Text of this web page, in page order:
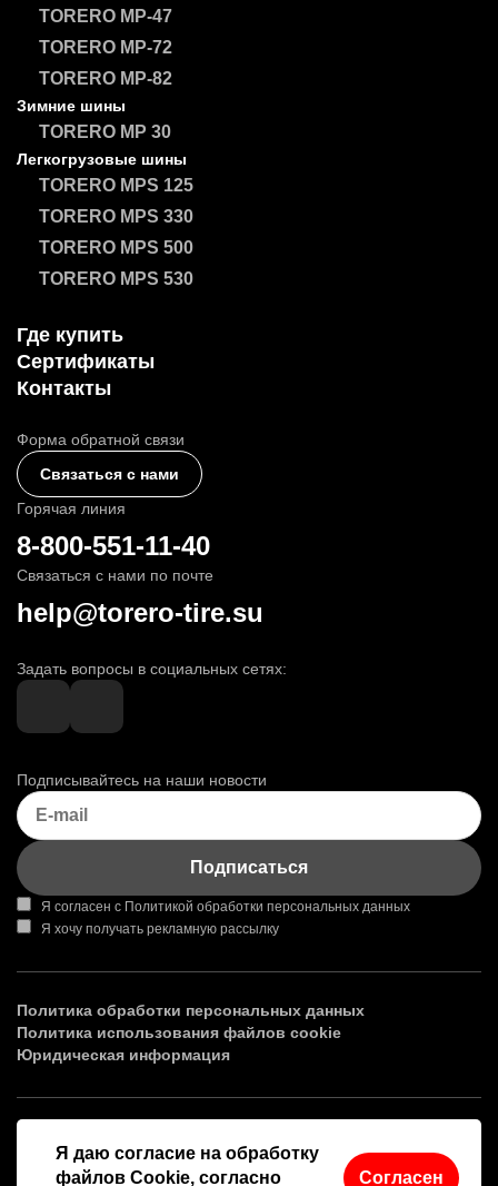
TORERO MP-47
TORERO MP-72
TORERO MP-82
Зимние шины
TORERO MP 30
Легкогрузовые шины
TORERO MPS 125
TORERO MPS 330
TORERO MPS 500
TORERO MPS 530
Где купить
Сертификаты
Контакты
Форма обратной связи
Связаться с нами
Горячая линия
8-800-551-11-40
Связаться с нами по почте
help@torero-tire.su
Задать вопросы в социальных сетях:
Подписывайтесь на наши новости
Подписаться
Я согласен с Политикой обработки персональных данных
Я хочу получать рекламную рассылку
150003, Ярославская область, г.о. г. Ярославль, ул. Советская,
зд. 81, помещ. 40/3
Политика обработки персональных данных
Политика использования файлов cookie
Юридическая информация
Я даю согласие на обработку
файлов Cookie, согласно
Согласен